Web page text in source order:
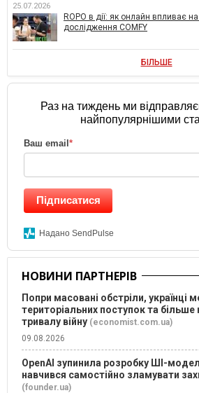
25.07.2026
ROPO в дії: як онлайн впливає
дослідження COMFY
БІЛЬШЕ
Раз на тиждень ми
найпопулярнішими
Ваш email*
Підписатися
Надано SendPulse
НОВИНИ ПАРТНЕРІВ
Попри масовані обстріли, українці
територіальних поступок та більше
тривалу війну (economist.com.ua)
09.08.2026
OpenAI зупинила розробку ШІ-
навчився самостійно зламувати
(founder.ua)